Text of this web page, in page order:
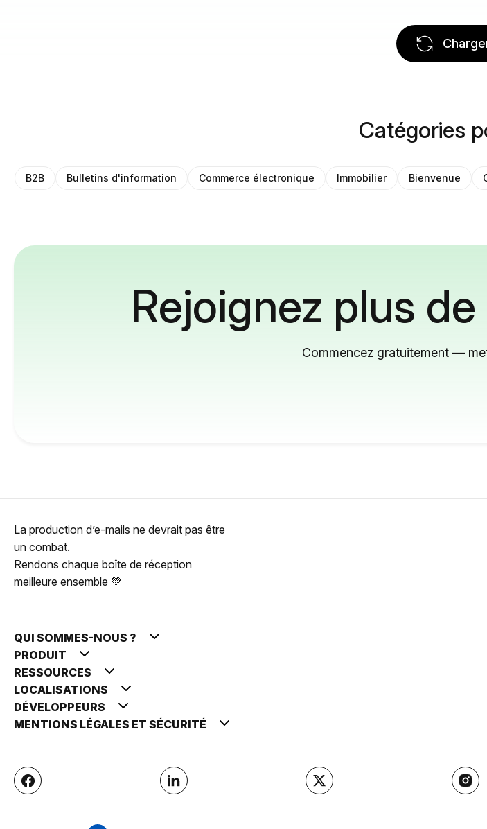
Catégories
B2B Bulletins d'information Commerce électronique Immobilier Bienvenue
Rejoignez plus
Commencez gratuitement —
La production d’e-mails ne devrait pas être
un combat.
Rendons chaque boîte de réception
meilleure ensemble 💚
QUI SOMMES-NOUS ?
PRODUIT
RESSOURCES
LOCALISATIONS
DÉVELOPPEURS
MENTIONS LÉGALES ET SÉCURITÉ